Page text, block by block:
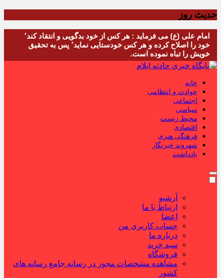
حدیث روز
امام علی (ع) می فرماید : هر کس از خود بدگویی و انتقاد کند٬
خود را اصلاح کرده و هر کس خودستایی نماید٬ پس به تحقیق
خویش را تباه نموده است.
خانه
حوادث و انتظامی
اجتماعی
سیاسی
محیط زیست
اقتصادی
فرهنگی هنری
شهروند خبرنگار
یادداشت
آرشیو
ارتباط با ما
اعضا
حساب کاربری من
درباره ما
سبد خرید
فروشگاه
مشاهده مشخصات مجوز در رسانه جامع رسانه های
کشور